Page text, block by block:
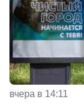
вчера в 14:11